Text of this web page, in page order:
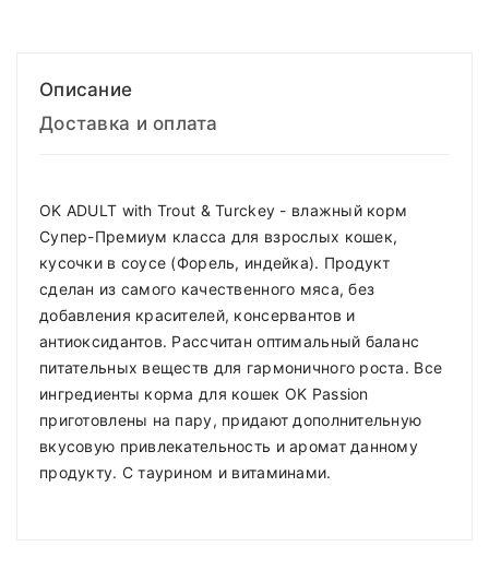
Описание
Доставка и оплата
OK ADULT with Trout & Turckey - влажный корм
Супер-Премиум класса для взрослых кошек,
кусочки в соусе (Форель, индейка). Продукт
сделан из самого качественного мяса, без
добавления красителей, консервантов и
антиоксидантов. Рассчитан оптимальный баланс
питательных веществ для гармоничного роста. Все
ингредиенты корма для кошек OK Passion
приготовлены на пару, придают дополнительную
вкусовую привлекательность и аромат данному
продукту. С таурином и витаминами.